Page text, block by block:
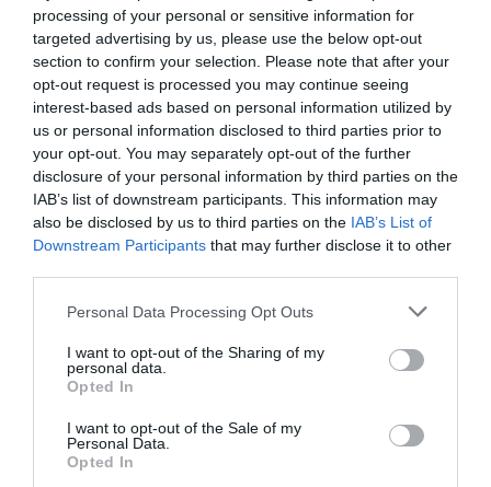
processing of your personal or sensitive information for
targeted advertising by us, please use the below opt-out
section to confirm your selection. Please note that after your
opt-out request is processed you may continue seeing
interest-based ads based on personal information utilized by
us or personal information disclosed to third parties prior to
your opt-out. You may separately opt-out of the further
disclosure of your personal information by third parties on the
IAB’s list of downstream participants. This information may
also be disclosed by us to third parties on the IAB’s List of
Downstream Participants that may further disclose it to other
Personal Data Processing Opt Outs
I want to opt-out of the Sharing of my
personal data.
Opted In
I want to opt-out of the Sale of my
Personal Data.
Opted In
Eladó:BÁV ART Aukciósház és
Galéria
Cím: BÁV ZRt.
1027 Budapest, Csalogány u.
23-33.
Telefon: (06 1) 331 0513
Weboldal: http://bav-art.hu
Bemutatkozás: Az ország legnagyobb múltú, 240 esztendeje
jogfolytonosan működő magyar vállalkozásaként a BÁV ZRt.
óriási tapasztalatával, szakmai tekintélyével és
megbízhatóságával hagyományosan a magyar
megújult BÁV Aukciósház mára a magyarországi
műkereskedelem egyik legfontosabb színterévé, kereskedelmi
és árverési központtá vált. . Hazánk legnagyobb
műkereskedelmi üzlethálózatával rendelkező BÁV ZRt.
eladni, vagy venni kívánók rendelkezésére.